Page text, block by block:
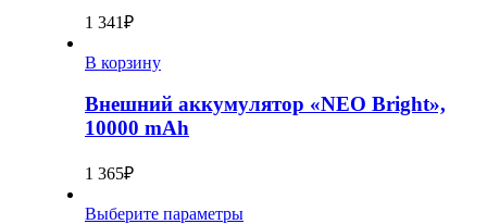
1 341₽
В корзину
Внешний аккумулятор «NEO Bright»,
10000 mAh
1 365₽
Выберите параметры